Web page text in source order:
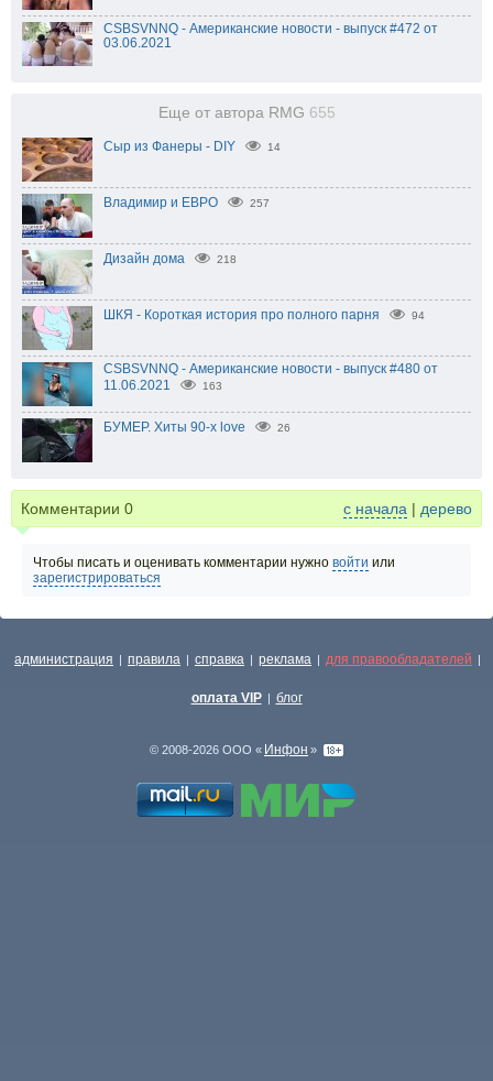
CSBSVNNQ - Американские новости - выпуск #472 от
03.06.2021
Еще от автора RMG 655
Сыр из Фанеры - DIY 14
Владимир и ЕВРО 257
Дизайн дома 218
ШКЯ - Короткая история про полного парня 94
CSBSVNNQ - Американские новости - выпуск #480 от
11.06.2021
163
БУМЕР. Хиты 90-х love 26
Комментарии 0 с начала | дерево
Чтобы писать и оценивать комментарии нужно войти или
зарегистрироваться
администрация | правила | справка | реклама | для правообладателей |
оплата VIP | блог
© 2008-2026 ООО « Инфон »